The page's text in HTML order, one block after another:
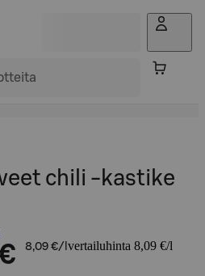
chili -kastike
8,09 €/l vertailuhinta 8,09 €/l